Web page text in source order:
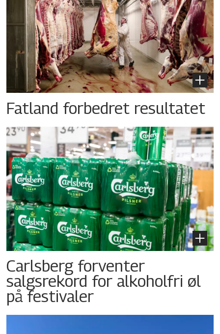
Fatland forbedret resultatet
Carlsberg forventer
salgsrekord for alkoholfri øl
på festivaler